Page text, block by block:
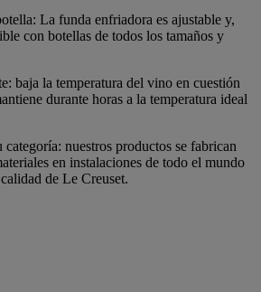
La funda enfriadora es ajustable y,
con botellas de todos los tamaños y
baja la temperatura del vino en cuestión
durante horas a la temperatura ideal
categoría: nuestros productos se fabrican
en instalaciones de todo el mundo
de Le Creuset.